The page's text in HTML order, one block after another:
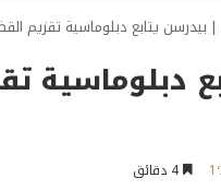
| بيدرسن يتابع دبلوماسية تقزيم
دبلوماسية